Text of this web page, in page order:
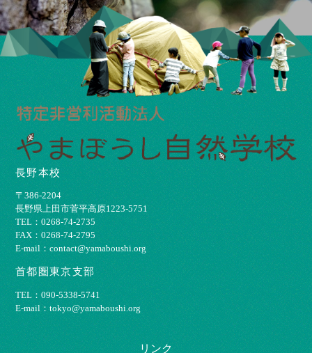
長野本校
〒386-2204
⻑野県上⽥市菅平⾼原1223-5751
TEL：0268-74-2735
FAX：0268-74-2795
E-mail：contact@yamaboushi.org
首都圏東京支部
TEL：090-5338-5741
E-mail：tokyo@yamaboushi.org
リンク